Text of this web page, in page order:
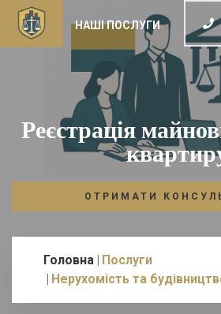
НАШІ ПОСЛУГИ
Реєстрація
ОТРИМАТИ
Головна Послуги
Нерухомість та